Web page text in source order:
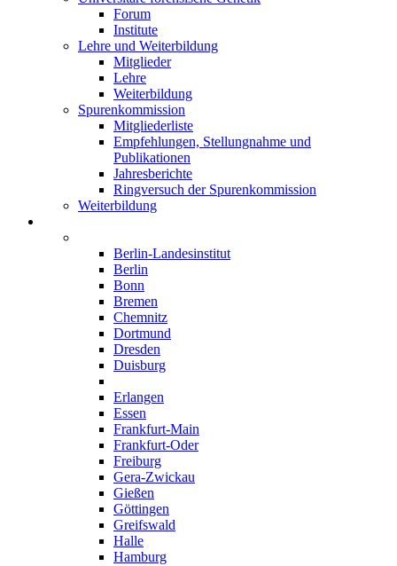
Forum
Institute
Lehre und Weiterbildung
Mitglieder
Lehre
Weiterbildung
Spurenkommission
Mitgliederliste
Empfehlungen, Stellungnahme und
Publikationen
Jahresberichte
Ringversuch der Spurenkommission
Weiterbildung
Berlin-Landesinstitut
Berlin
Bonn
Bremen
Chemnitz
Dortmund
Dresden
Duisburg
Erlangen
Essen
Frankfurt-Main
Frankfurt-Oder
Freiburg
Gera-Zwickau
Gießen
Göttingen
Greifswald
Halle
Hamburg